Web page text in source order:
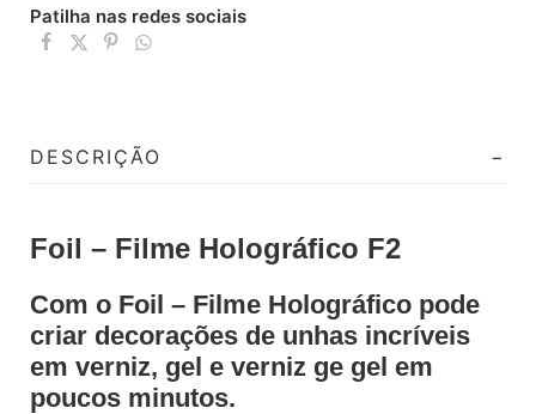
Patilha nas redes sociais
DESCRIÇÃO
Foil – Filme Holográfico F2
Com o Foil – Filme Holográfico pode
criar decorações de unhas incríveis
em verniz, gel e verniz ge gel em
poucos minutos.